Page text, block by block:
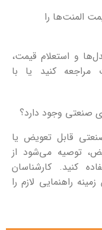
المنت‌ها را
و استعلام قیمت،
مراجعه کنید یا با
صنعتی وجود دارد؟
قابل تعویض یا
توصیه می‌شود از
کنید. کارشناسان
راهنمایی لازم را